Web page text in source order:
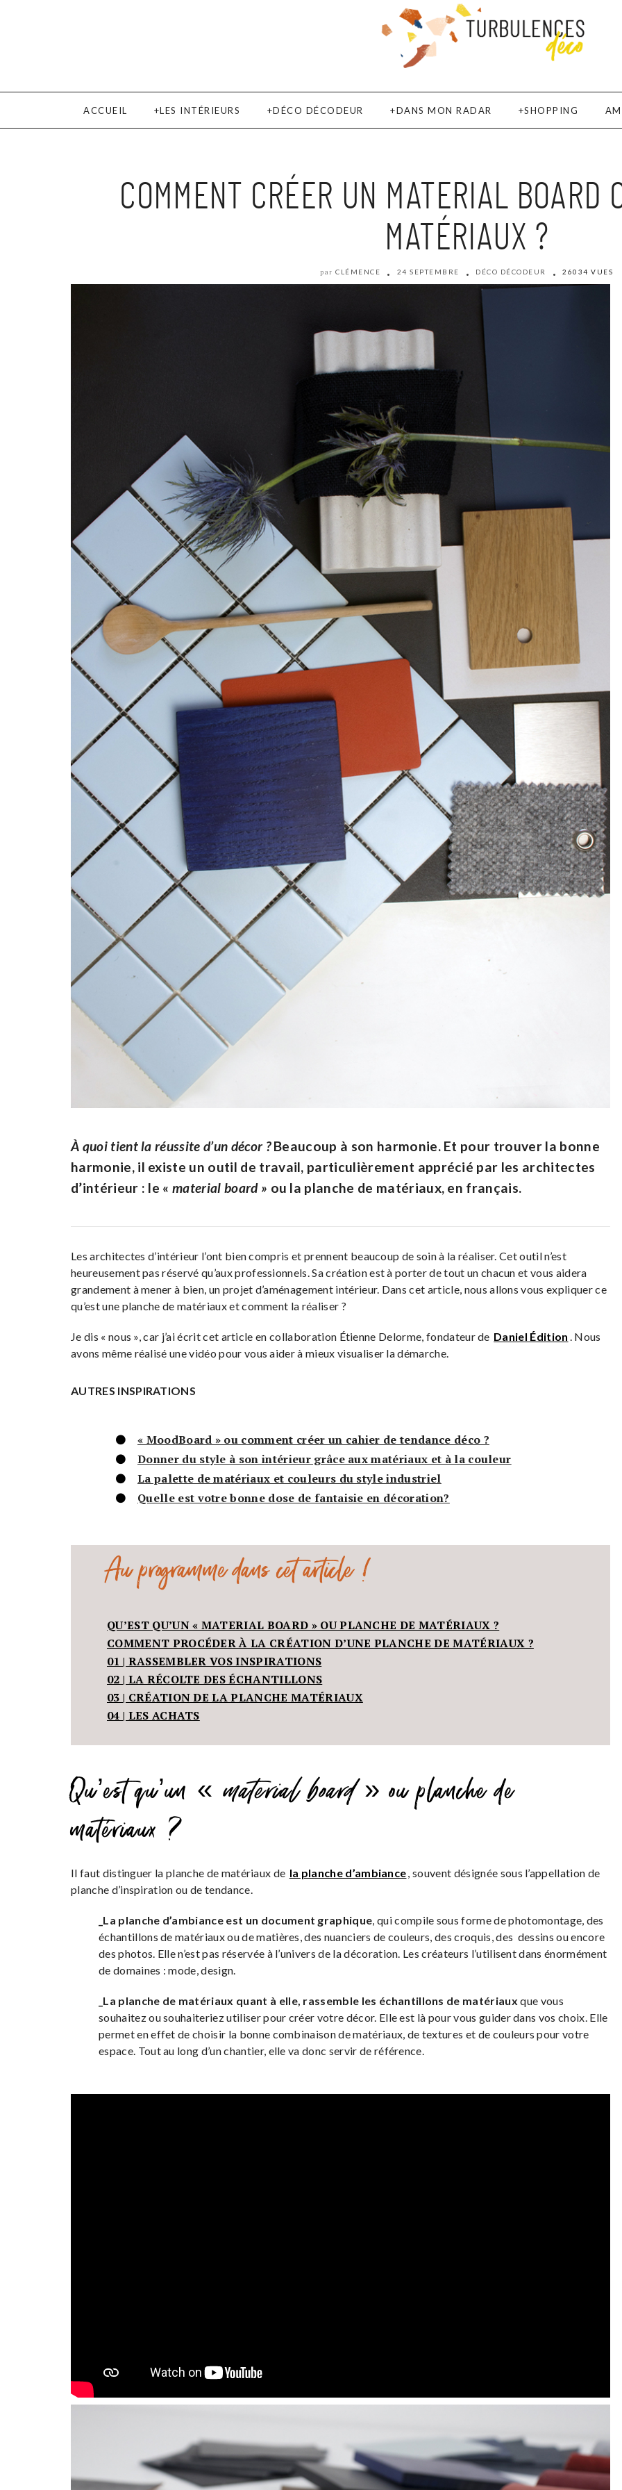
ACCUEIL LES INTÉRIEURS DÉCO DÉCODEUR DANS MON RADAR SHOPPING
COMMENT CRÉER UN MATERIAL BOARD
MATÉRIAUX ?
par CLÉMENCE 24 SEPTEMBRE DÉCO DÉCODEUR 26034 VUES
À quoi tient la réussite d’un décor ?Beaucoup à son harmonie. Et pour trouver la bonne
harmonie, il existe un outil de travail, particulièrement apprécié par les architectes
d’intérieur : le «material board » ou la planche de matériaux, en français.
Les architectes d’intérieur l’ont bien compris et prennent beaucoup de soin à la réaliser. Cet outil n’est
heureusement pas réservé qu’aux professionnels. Sa création est à porter de tout un chacun et vous aidera
grandement à mener à bien, un projet d’aménagement intérieur. Dans cet article, nous allons vous expliquer ce
qu’est une planche de matériaux et comment la réaliser ?
Je dis « nous », car j’ai écrit cet article en collaboration Étienne Delorme, fondateur de Daniel Édition . Nous
avons même réalisé une vidéo pour vous aider à mieux visualiser la démarche.
AUTRES INSPIRATIONS
« MoodBoard » ou comment créer un cahier de tendance déco ?
Donner du style à son intérieur grâce aux matériaux et à la couleur
La palette de matériaux et couleurs du style industriel
Quelle est votre bonne dose de fantaisie en décoration?
Au programme dans cet article !
QU’EST QU’UN « MATERIAL BOARD » OU PLANCHE DE MATÉRIAUX ?
COMMENT PROCÉDER À LA CRÉATION D’UNE PLANCHE DE MATÉRIAUX ?
01 | RASSEMBLER VOS INSPIRATIONS
02 | LA RÉCOLTE DES ÉCHANTILLONS
03 | CRÉATION DE LA PLANCHE MATÉRIAUX
04 | LES ACHATS
Qu’est qu’un « material board» ou planche de
matériaux ?
Il faut distinguer la planche de matériaux de la planche d’ambiance, souvent désignée sous l’appellation de
planche d’inspiration ou de tendance.
_La planche d’ambiance est un document graphique, qui compile sous forme de photomontage, des
échantillons de matériaux ou de matières, des nuanciers de couleurs, des croquis, des dessins ou encore
des photos. Elle n’est pas réservée à l’univers de la décoration. Les créateurs l’utilisent dans énormément
de domaines : mode, design.
_La planche de matériaux quant à elle, rassemble les échantillons de matériauxque vous
souhaitez ou souhaiteriez utiliser pour créer votre décor. Elle est là pour vous guider dans vos choix. Elle
permet en effet de choisir la bonne combinaison de matériaux, de textures et de couleurs pour votre
espace. Tout au long d’un chantier, elle va donc servir de référence.